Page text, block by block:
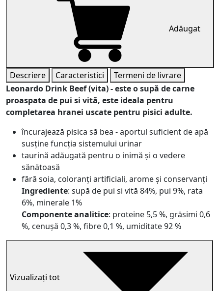
Adăugat
Descriere Caracteristici
Termeni de livrare
Leonardo Drink Beef (vita) - este o supă de carne
proaspata de pui si vită, este ideala pentru
completarea hranei uscate pentru pisici adulte.
încurajează pisica să bea - aportul suficient de apă
susține funcția sistemului urinar
taurină adăugată pentru o inimă și o vedere
sănătoasă
fără soia, coloranți artificiali, arome și conservanți
Ingrediente: supă de pui si vită 84%, pui 9%, rata
6%, minerale 1%
Componente analitice: proteine 5,5 %, grăsimi 0,6
%, cenușă 0,3 %, fibre 0,1 %, umiditate 92 %
Vizualizați tot